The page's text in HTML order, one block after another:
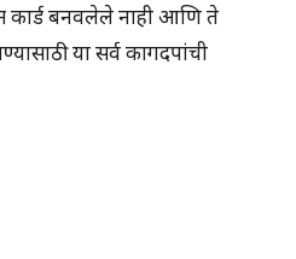
कार्ड बनवलेले नाही आणि ते
या सर्व कागदपत्रांची